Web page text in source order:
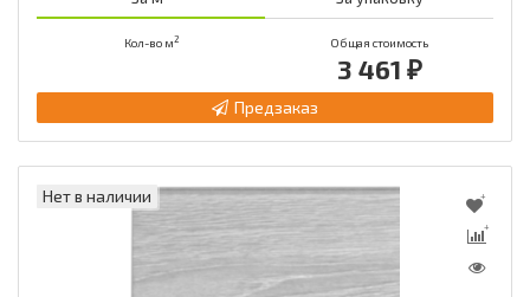
Кол-во м2 Общая стоимость
3 461 ₽
Предзаказ
Нет в наличии